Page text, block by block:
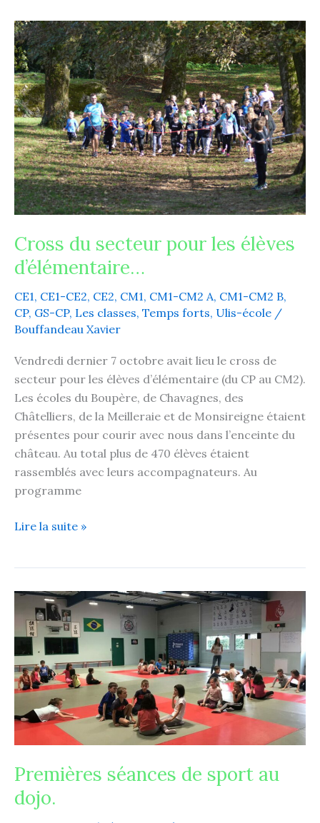
Cross du secteur pour les élèves
d’élémentaire…
CE1, CE1-CE2, CE2, CM1, CM1-CM2 A, CM1-CM2 B,
CP, GS-CP, Les classes, Temps forts, Ulis-école /
Bouffandeau Xavier
Vendredi dernier 7 octobre avait lieu le cross de
secteur pour les élèves d’élémentaire (du CP au CM2).
Les écoles du Boupère, de Chavagnes, des
Châtelliers, de la Meilleraie et de Monsireigne étaient
présentes pour courir avec nous dans l’enceinte du
château. Au total plus de 470 élèves étaient
rassemblés avec leurs accompagnateurs. Au
programme
Cross
du
secteur
pour
les
élèves
d’élémentaire…
Lire la suite »
Premières séances de sport au
dojo.
Premières
séances
de
sport
au
dojo.